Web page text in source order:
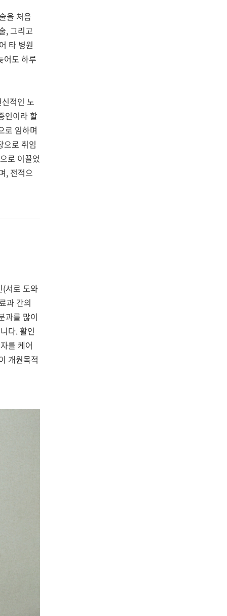
을 처음
, 그리고
타 병원
어도 하루
적인 노
인이라 할
로 임하며
으로 취임
로 이끌었
, 전적으
(서로 도와
과 간의
과를 많이
다.활인
를 케어
개원목적